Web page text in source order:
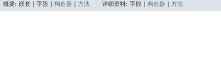
概要: 嵌套 | 字段 | 构造器 方法 详细资料: 字段 | 构造器 方法